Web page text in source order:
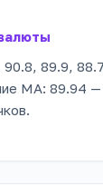
89.9,
MA: 89.94 —